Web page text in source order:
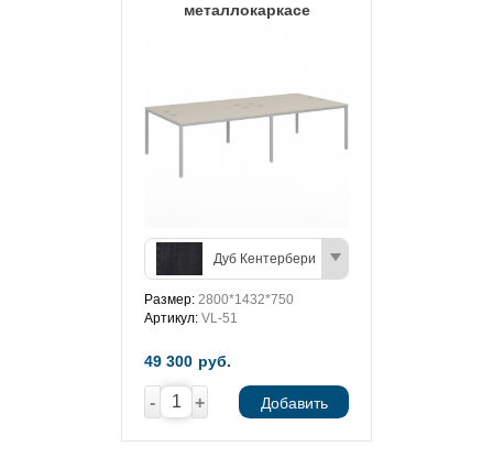
металлокаркасе
Дуб Кентербери
Размер: 2800*1432*750
Артикул: VL-51
49 300 руб.
- + Добавить